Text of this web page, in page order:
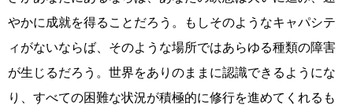
やかに成就を得ることだろう。もしそのようなキャパシテ
ィがないならば、そのような場所ではあらゆる種類の障害
が生じるだろう。世界をありのままに認識できるようにな
り、すべての困難な状況が積極的に修行を進めてくれるも